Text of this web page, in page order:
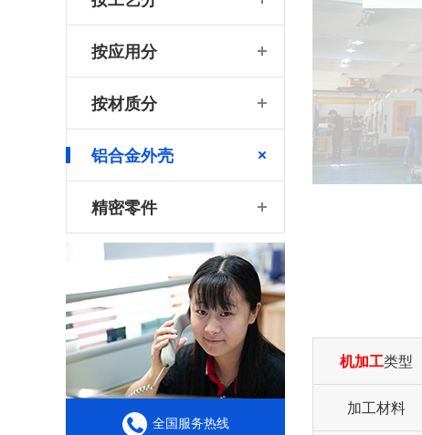
机加工类型
加工材料
按应用分
按材质分
铝合金外壳
精密零件
全国服务热线